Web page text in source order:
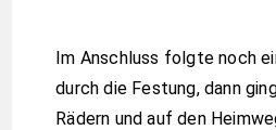
Im Anschluss folgte noch
durch die Festung, dann
Rädern und auf den